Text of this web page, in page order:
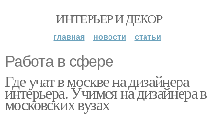
ИНТЕРЬЕР И ДЕКОР
главная новости статьи
Работа в сфере
Где учат в москве на дизайнера
интерьера. Учимся на дизайнера в
московских вузах